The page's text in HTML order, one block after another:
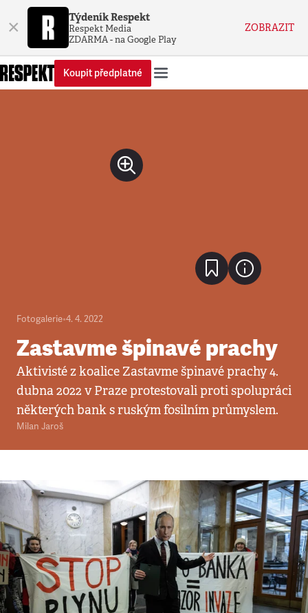
× Týdeník Respekt
Respekt Media
ZDARMA - na Google Play
ZOBRAZIT
Koupit předplatné
Fotogalerie•4. 4. 2022
Zastavme špinavé prachy
Aktivisté z koalice Zastavme špinavé prachy 4.
dubna 2022 v Praze protestovali proti spolupráci
některých bank s ruským fosilním průmyslem.
Milan Jaroš